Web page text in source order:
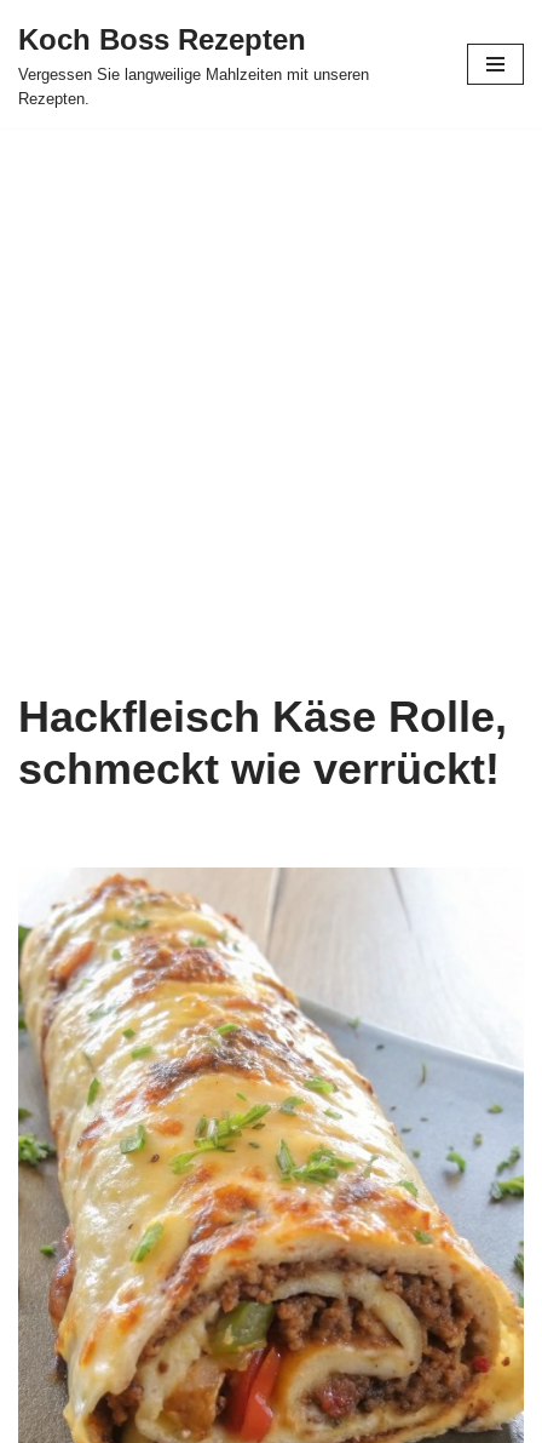
Skip
to
Koch Boss Rezepten
Vergessen Sie langweilige Mahlzeiten mit unseren
Rezepten.
Hackfleisch Käse Rolle,
schmeckt wie verrückt!